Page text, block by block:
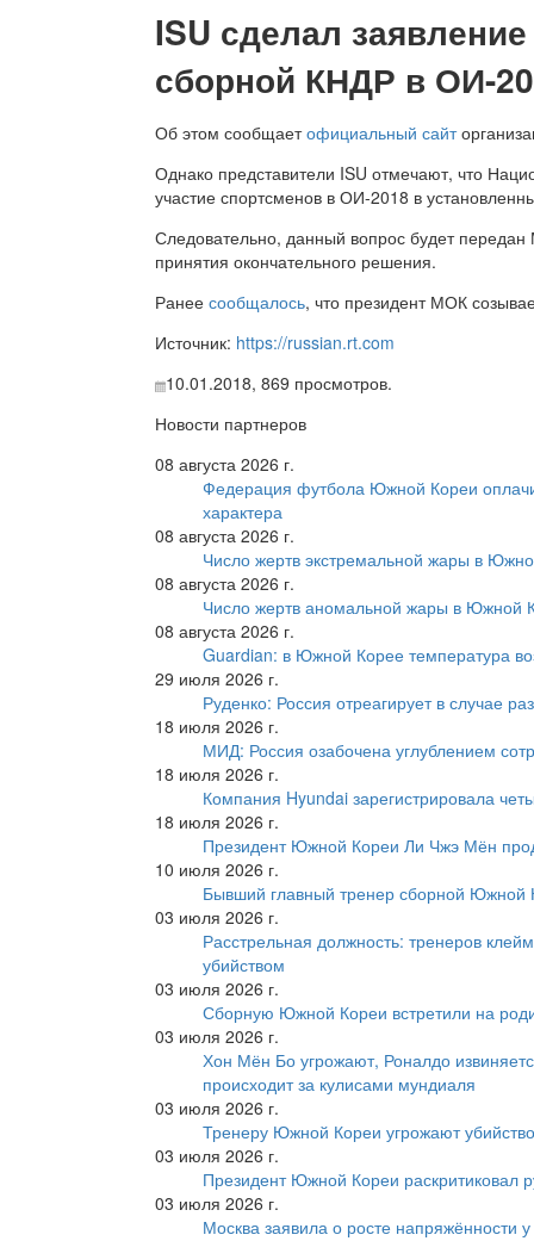
ISU сделал
сборной КНДР в ОИ-
Об этом сообщаетофициальный сайт
Однако представители ISU отмечают, что
участие спортсменов в ОИ-2018 в
Следовательно, данный вопрос будет
принятия окончательного решения.
Ранее сообщалось, что президент МОК
Источник: https://russian.rt.com
10.01.2018, 869 просмотров.
Новости партнеров
08 августа 2026 г.
Федерация футбола Южной Кореи
характера
08 августа 2026 г.
Число жертв экстремальной жары в
08 августа 2026 г.
Число жертв аномальной жары в Южной
08 августа 2026 г.
Guardian: в Южной Корее температура
29 июля 2026 г.
Руденко: Россия отреагирует в случае
18 июля 2026 г.
МИД: Россия озабочена углублением
18 июля 2026 г.
Компания Hyundai зарегистрировала
18 июля 2026 г.
Президент Южной Кореи Ли Чжэ Мён
10 июля 2026 г.
Бывший главный тренер сборной Южной
03 июля 2026 г.
Расстрельная должность: тренеров
убийством
03 июля 2026 г.
Сборную Южной Кореи встретили на
03 июля 2026 г.
Хон Мён Бо угрожают, Роналдо
происходит за кулисами мундиаля
03 июля 2026 г.
Тренеру Южной Кореи угрожают
03 июля 2026 г.
Президент Южной Кореи раскритиковал
03 июля 2026 г.
Москва заявила о росте